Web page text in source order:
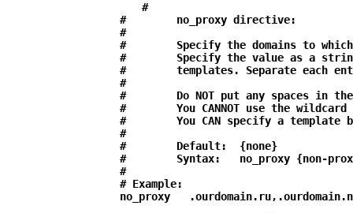
#
#        no_proxy directive:
#
#        Specify the domains to
#        Specify the value as a string
#        templates. Separate each
#
#        Do NOT put any spaces in
#        You CANNOT use the
#        You CAN specify a template
#
#        Default:  {none}
#        Syntax:   no_proxy {non-
#
# Example: